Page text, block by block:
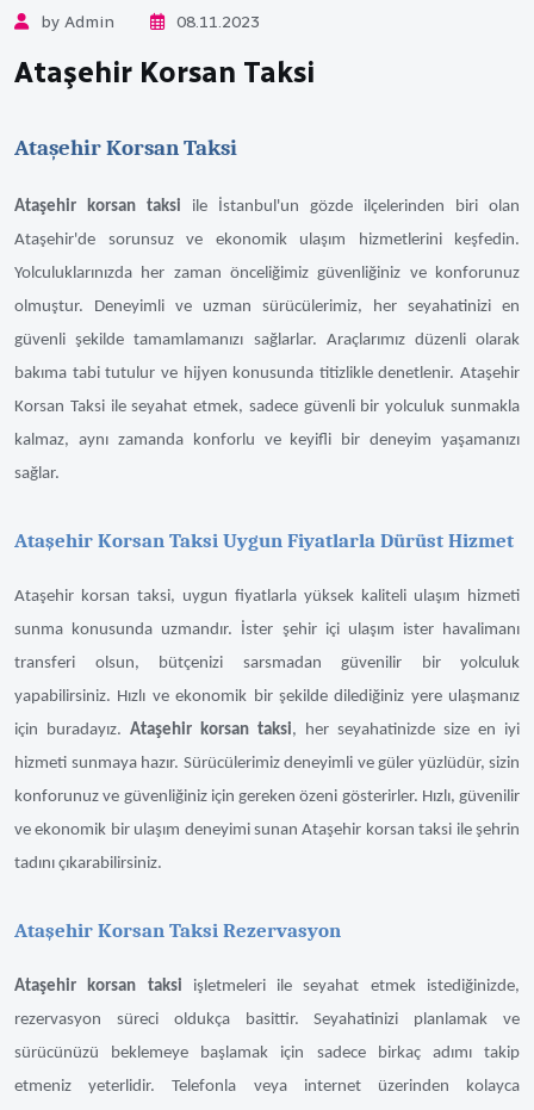
by Admin 08.11.2023
Ataşehir Korsan Taksi
Ataşehir Korsan Taksi
Ataşehir korsan taksi ile İstanbul'un gözde ilçelerinden biri olan
Ataşehir'de sorunsuz ve ekonomik ulaşım hizmetlerini keşfedin.
Yolculuklarınızda her zaman önceliğimiz güvenliğiniz ve konforunuz
olmuştur. Deneyimli ve uzman sürücülerimiz, her seyahatinizi en
güvenli şekilde tamamlamanızı sağlarlar. Araçlarımız düzenli olarak
bakıma tabi tutulur ve hijyen konusunda titizlikle denetlenir. Ataşehir
Korsan Taksi ile seyahat etmek, sadece güvenli bir yolculuk sunmakla
kalmaz, aynı zamanda konforlu ve keyifli bir deneyim yaşamanızı
sağlar.
Ataşehir Korsan Taksi Uygun Fiyatlarla Dürüst Hizmet
Ataşehir korsan taksi, uygun fiyatlarla yüksek kaliteli ulaşım hizmeti
sunma konusunda uzmandır. İster şehir içi ulaşım ister havalimanı
transferi olsun, bütçenizi sarsmadan güvenilir bir yolculuk
yapabilirsiniz. Hızlı ve ekonomik bir şekilde dilediğiniz yere ulaşmanız
için buradayız. Ataşehir korsan taksi, her seyahatinizde size en iyi
hizmeti sunmaya hazır. Sürücülerimiz deneyimli ve güler yüzlüdür, sizin
konforunuz ve güvenliğiniz için gereken özeni gösterirler. Hızlı, güvenilir
ve ekonomik bir ulaşım deneyimi sunan Ataşehir korsan taksi ile şehrin
tadını çıkarabilirsiniz.
Ataşehir Korsan Taksi Rezervasyon
Ataşehir korsan taksi işletmeleri ile seyahat etmek istediğinizde,
rezervasyon süreci oldukça basittir. Seyahatinizi planlamak ve
sürücünüzü beklemeye başlamak için sadece birkaç adımı takip
etmeniz yeterlidir. Telefonla veya internet üzerinden kolayca